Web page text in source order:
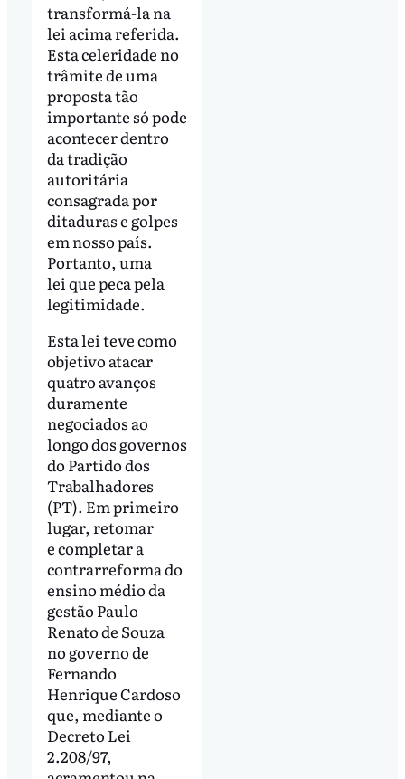
transformá-la na
lei acima referida.
Esta celeridade no
trâmite de uma
proposta tão
importante só pode
acontecer dentro
da tradição
autoritária
consagrada por
ditaduras e golpes
em nosso país.
Portanto, uma
lei que peca pela
legitimidade.
Esta lei teve como
objetivo atacar
quatro avanços
duramente
negociados ao
longo dos governos
do Partido dos
Trabalhadores
(PT). Em primeiro
lugar, retomar
e completar a
contrarreforma do
ensino médio da
gestão Paulo
Renato de Souza
no governo de
Fernando
Henrique Cardoso
que, mediante o
Decreto Lei
2.208/97,